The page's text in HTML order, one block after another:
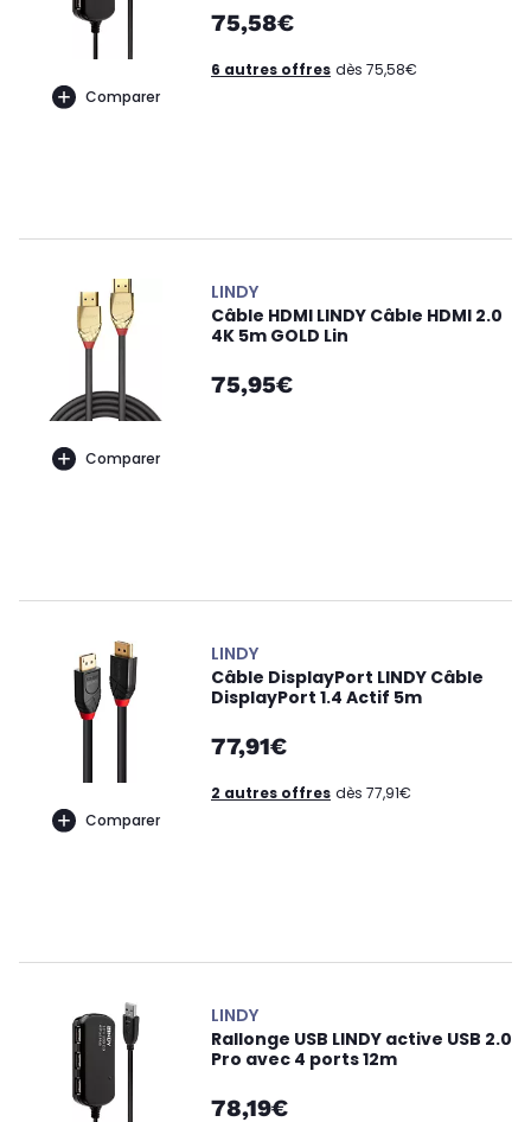
Comparer
75,58€
6 autres offres dès 75,58€
Comparer
LINDY
Câble HDMI LINDY Câble HDMI 2.0
4K 5m GOLD Lin
75,95€
Comparer
LINDY
Câble DisplayPort LINDY Câble
DisplayPort 1.4 Actif 5m
77,91€
2 autres offres dès 77,91€
LINDY
Rallonge USB LINDY active USB 2.0
Pro avec 4 ports 12m
78,19€